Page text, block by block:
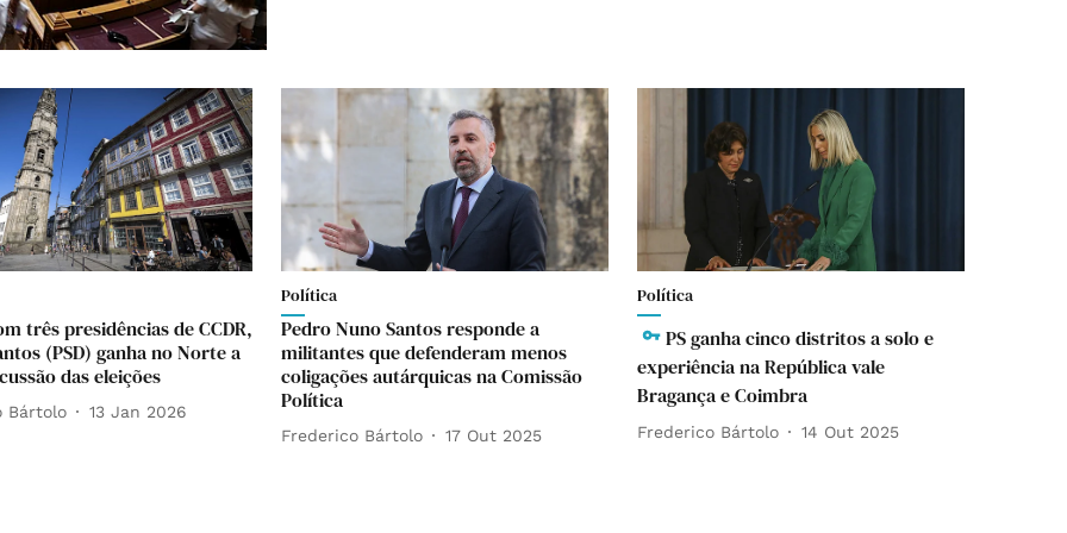
três presidências de CCDR,
(PSD) ganha no Norte a
das eleições
Bártolo 13 Jan 2026
Política
Pedro Nuno Santos responde a
militantes que defenderam menos
coligações autárquicas na Comissão
Política
Frederico Bártolo 17 Out 2025
Política
PS ganha cinco distritos a solo e
experiência na República vale
Bragança e Coimbra
Frederico Bártolo 14 Out 2025